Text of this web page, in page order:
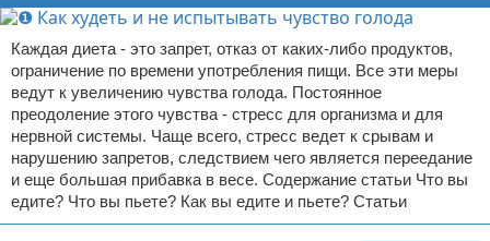
Каждая диета - это запрет, отказ от каких-либо продуктов,
ограничение по времени употребления пищи. Все эти меры
ведут к увеличению чувства голода. Постоянное
преодоление этого чувства - стресс для организма и для
нервной системы. Чаще всего, стресс ведет к срывам и
нарушению запретов, следствием чего является переедание
и еще большая прибавка в весе. Содержание статьи Что вы
едите? Что вы пьете? Как вы едите и пьете? Статьи